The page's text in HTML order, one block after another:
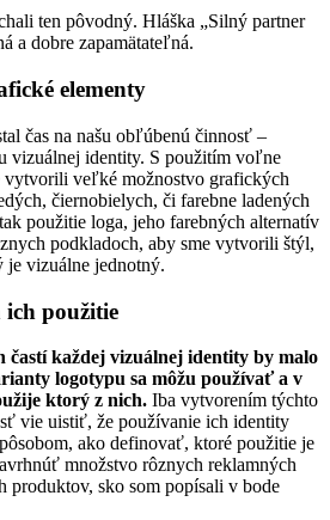
ten pôvodný. Hláška „Silný partner
a dobre zapamätateľná.
elementy
čas na našu obľúbenú činnosť –
vizuálnej identity. S použitím voľne
vytvorili veľké možnostvo grafických
čiernobielych, či farebne ladených
použitie loga, jeho farebných alternatív
podkladoch, aby sme vytvorili štýl,
je vizuálne jednotný.
použitie
častí každej vizuálnej identity by malo
logotypu sa môžu používať a v
ktorý z nich. Iba vytvorením týchto
vie uistiť, že používanie ich identity
ako definovať, ktoré použitie je
množstvo rôznych reklamných
produktov, sko som popísali v bode